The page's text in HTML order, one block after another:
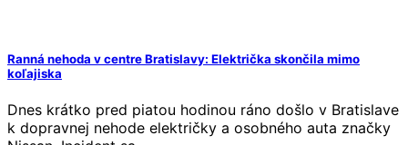
Ranná nehoda v centre Bratislavy: Električka skončila mimo
koľajiska
Dnes krátko pred piatou hodinou ráno došlo v Bratislave
k dopravnej nehode električky a osobného auta značky